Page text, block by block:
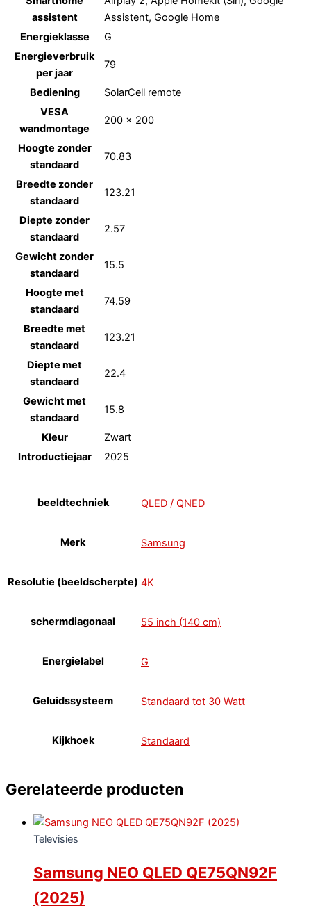
assistent
Assistent, Google Home
Energieklasse
G
Energieverbruik
per jaar
79
Bediening
SolarCell remote
VESA
wandmontage
200 x 200
Hoogte zonder
standaard
70.83
Breedte zonder
standaard
123.21
Diepte zonder
standaard
2.57
Gewicht zonder
standaard
15.5
Hoogte met
standaard
74.59
Breedte met
standaard
123.21
Diepte met
standaard
22.4
Gewicht met
standaard
15.8
Kleur
Zwart
Introductiejaar
2025
beeldtechniek QLED / QNED
Merk Samsung
Resolutie (beeldscherpte) 4K
schermdiagonaal 55 inch (140 cm)
Energielabel G
Geluidssysteem Standaard tot 30 Watt
Kijkhoek Standaard
Gerelateerde producten
Televisies
Samsung NEO QLED QE75QN92F
(2025)